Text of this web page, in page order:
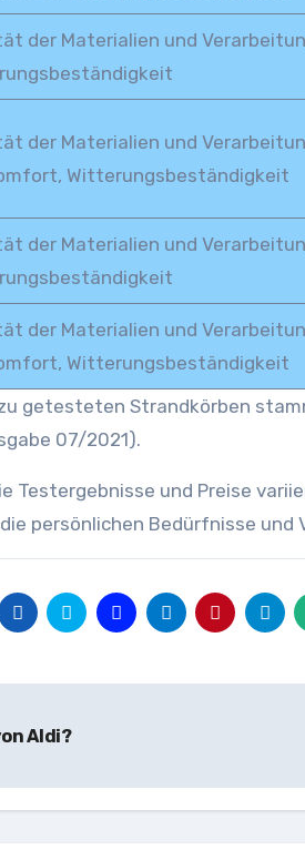
der Materialien und
der Materialien und
Witterungsbeständigkeit
der Materialien und
der Materialien und
Witterungsbeständigkeit
getesteten Strandkörben
07/2021).
Testergebnisse und Preise
persönlichen Bedürfnisse und
Aldi?